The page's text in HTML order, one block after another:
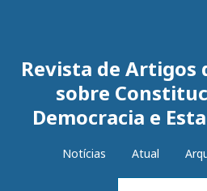
Revista de Artigos
sobre
Democracia e
Notícias Atual